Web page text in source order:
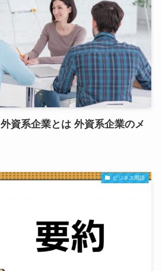
資系企業とは 外資系企業のメ
ビジネス用語